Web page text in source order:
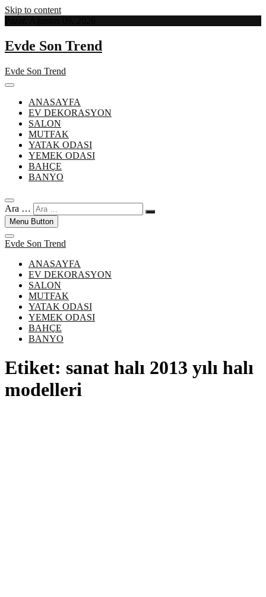
Skip to content
Evde Son Trend
Evde Son Trend
ANASAYFA
EV DEKORASYON
SALON
MUTFAK
YATAK ODASI
YEMEK ODASI
BAHÇE
BANYO
Ara …
Menu Button
Evde Son Trend
ANASAYFA
EV DEKORASYON
SALON
MUTFAK
YATAK ODASI
YEMEK ODASI
BAHÇE
BANYO
Etiket: sanat halı 2013 yılı halı
modelleri